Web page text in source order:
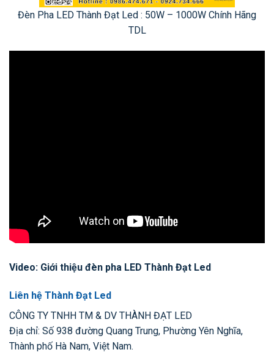
Đèn Pha LED Thành Đạt Led : 50W – 1000W Chính Hãng
TDL
Video: Giới thiệu đèn pha LED Thành Đạt Led
Liên hệ Thành Đạt Led
CÔNG TY TNHH TM & DV THÀNH ĐẠT LED
Địa chỉ: Số 938 đường Quang Trung, Phường Yên Nghĩa,
Thành phố Hà Nam, Việt Nam.